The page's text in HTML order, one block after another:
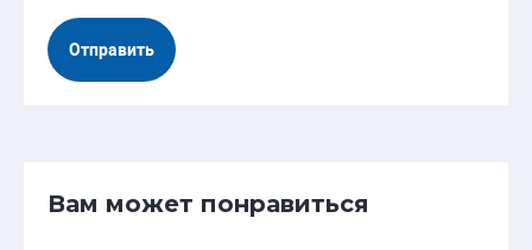
Отправить
Вам может понравиться